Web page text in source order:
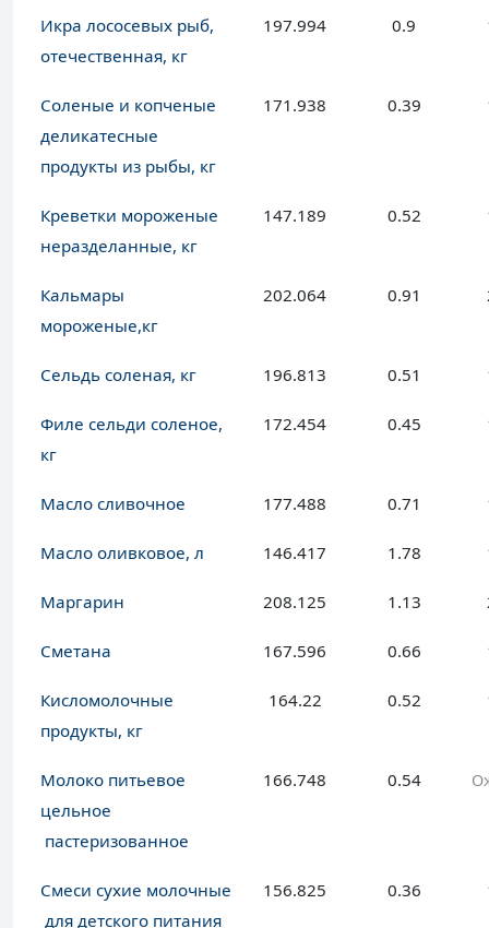
Икра лососевых рыб,
отечественная, кг
197.994 0.9
Соленые и копченые
деликатесные
продукты из рыбы, кг
171.938 0.39
Креветки мороженые
неразделанные, кг
147.189 0.52
Кальмары
мороженые,кг
202.064 0.91
Сельдь соленая, кг 196.813 0.51
Филе сельди соленое,
кг
172.454 0.45
Масло сливочное 177.488 0.71
Масло оливковое, л 146.417 1.78
Маргарин 208.125 1.13
Сметана 167.596 0.66
Кисломолочные
продукты, кг
164.22 0.52
Молоко питьевое
цельное
пастеризованное
166.748 0.54
Смеси сухие молочные
для детского питания
156.825 0.36